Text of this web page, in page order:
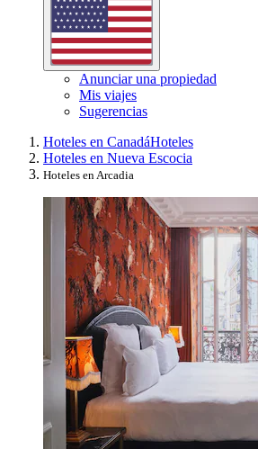
Anunciar una propiedad
Mis viajes
Sugerencias
Hoteles en CanadáHoteles
Hoteles en Nueva Escocia
Hoteles en Arcadia